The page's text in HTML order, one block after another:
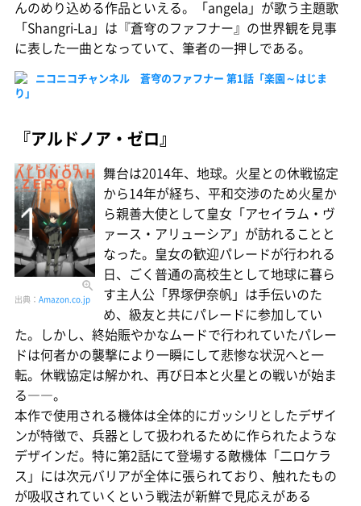
んのめり込める作品といえる。「angela」が歌う主題歌
「Shangri-La」は『蒼穹のファフナー』の世界観を見事
に表した一曲となっていて、筆者の一押しである。
ニコニコチャンネル 蒼穹のファフナー 第1話「楽園～はじま
り」
『アルドノア・ゼロ』
出典： Amazon.co.jp
舞台は2014年、地球。火星との休戦協定
から14年が経ち、平和交渉のため火星か
ら親善大使として皇女「アセイラム・ヴ
ァース・アリューシア」が訪れることと
なった。皇女の歓迎パレードが行われる
日、ごく普通の高校生として地球に暮ら
す主人公「界塚伊奈帆」は手伝いのた
め、級友と共にパレードに参加してい
た。しかし、終始賑やかなムードで行われていたパレー
ドは何者かの襲撃により一瞬にして悲惨な状況へと一
転。休戦協定は解かれ、再び日本と火星との戦いが始ま
る――。
本作で使用される機体は全体的にガッシリとしたデザイ
ンが特徴で、兵器として扱われるために作られたような
デザインだ。特に第2話にて登場する敵機体「二ロケラ
ス」には次元バリアが全体に張られており、触れたもの
が吸収されていくという戦法が新鮮で見応えがある